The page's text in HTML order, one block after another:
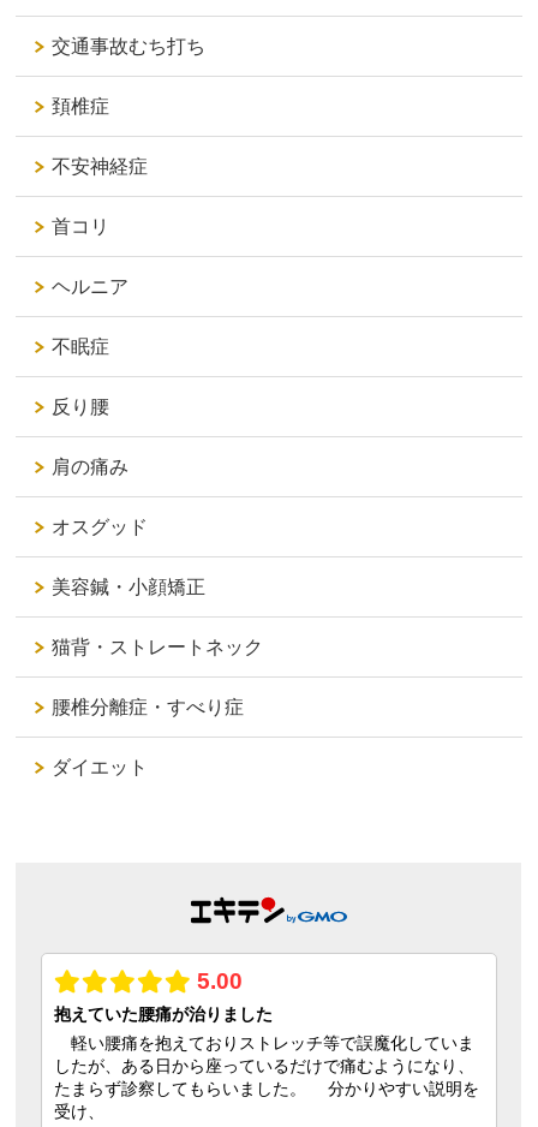
交通事故むち打ち
頚椎症
不安神経症
首コリ
ヘルニア
不眠症
反り腰
肩の痛み
オスグッド
美容鍼・小顔矯正
猫背・ストレートネック
腰椎分離症・すべり症
ダイエット